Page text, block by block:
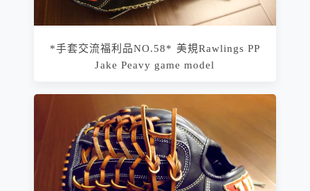
*手套交流福利品NO.58* 美規Rawlings PP
Jake Peavy game model